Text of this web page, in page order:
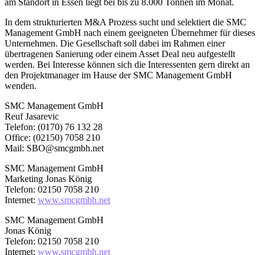
In dem strukturierten M&A Prozess sucht und selektiert die SMC
Management GmbH nach einem geeigneten Übernehmer für dieses
Unternehmen. Die Gesellschaft soll dabei im Rahmen einer
übertragenen Sanierung oder einem Asset Deal neu aufgestellt
werden. Bei Interesse können sich die Interessenten gern direkt an
den Projektmanager im Hause der SMC Management GmbH
wenden.
SMC Management GmbH
Reuf Jasarevic
Telefon: (0170) 76 132 28
Office: (02150) 7058 210
Mail: SBO@smcgmbh.net
SMC Management GmbH
Marketing Jonas König
Telefon: 02150 7058 210
Internet: www.smcgmbh.net
SMC Management GmbH
Jonas König
Telefon: 02150 7058 210
Internet: www.smcgmbh.net